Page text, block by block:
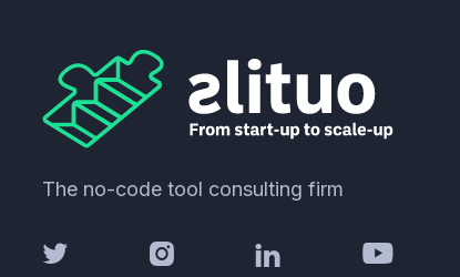
The no-code tool consulting firm
   